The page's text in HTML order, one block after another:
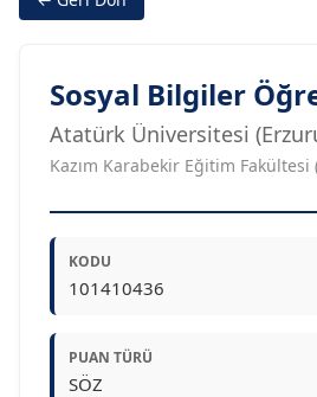
Sosyal Bilgiler
Atatürk Üniversitesi
Kazım Karabekir Eğitim Fakültesi
KODU
101410436
PUAN TÜRÜ
SÖZ